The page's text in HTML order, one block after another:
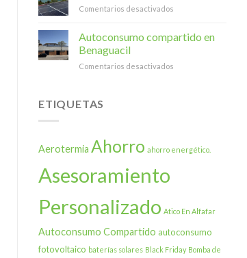
Museu
kW
Comentarios desactivados
fotovoltaica
Autoconsumo compartido en
Benaguacil
Comentarios desactivados
ETIQUETAS
Aerotermia Ahorro ahorro energético.
Asesoramiento
Personalizado Atico En Alfafar
Autoconsumo Compartido autoconsumo
fotovoltaico baterías solares Black Friday Bomba de